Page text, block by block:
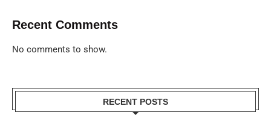
Recent Comments
No comments to show.
RECENT POSTS